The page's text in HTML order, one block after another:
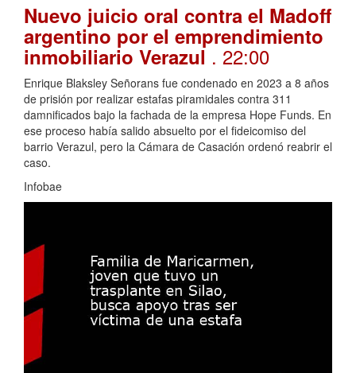
Nuevo juicio oral contra el Madoff
argentino por el emprendimiento
inmobiliario Verazul . 22:00
Enrique Blaksley Señorans fue condenado en 2023 a 8 años
de prisión por realizar estafas piramidales contra 311
damnificados bajo la fachada de la empresa Hope Funds. En
ese proceso había salido absuelto por el fideicomiso del
barrio Verazul, pero la Cámara de Casación ordenó reabrir el
caso.
Infobae